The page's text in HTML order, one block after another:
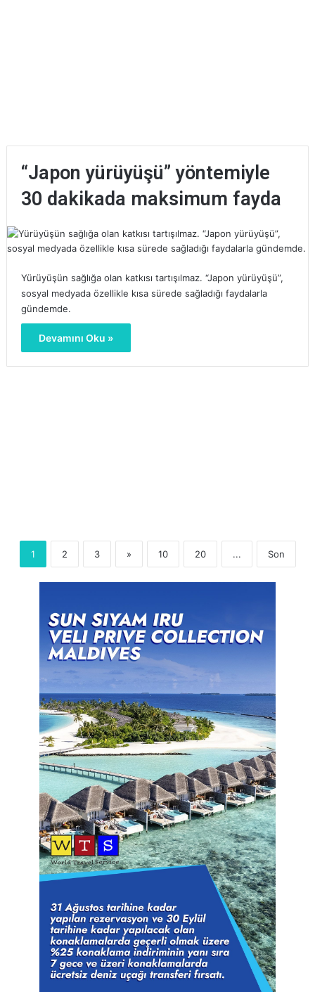
“Japon yürüyüşü” yöntemiyle
30 dakikada maksimum fayda
Yürüyüşün sağlığa olan katkısı tartışılmaz. “Japon yürüyüşü”,
sosyal medyada özellikle kısa sürede sağladığı faydalarla
gündemde.
Devamını Oku »
1 2 3 » 10 20 ... Son